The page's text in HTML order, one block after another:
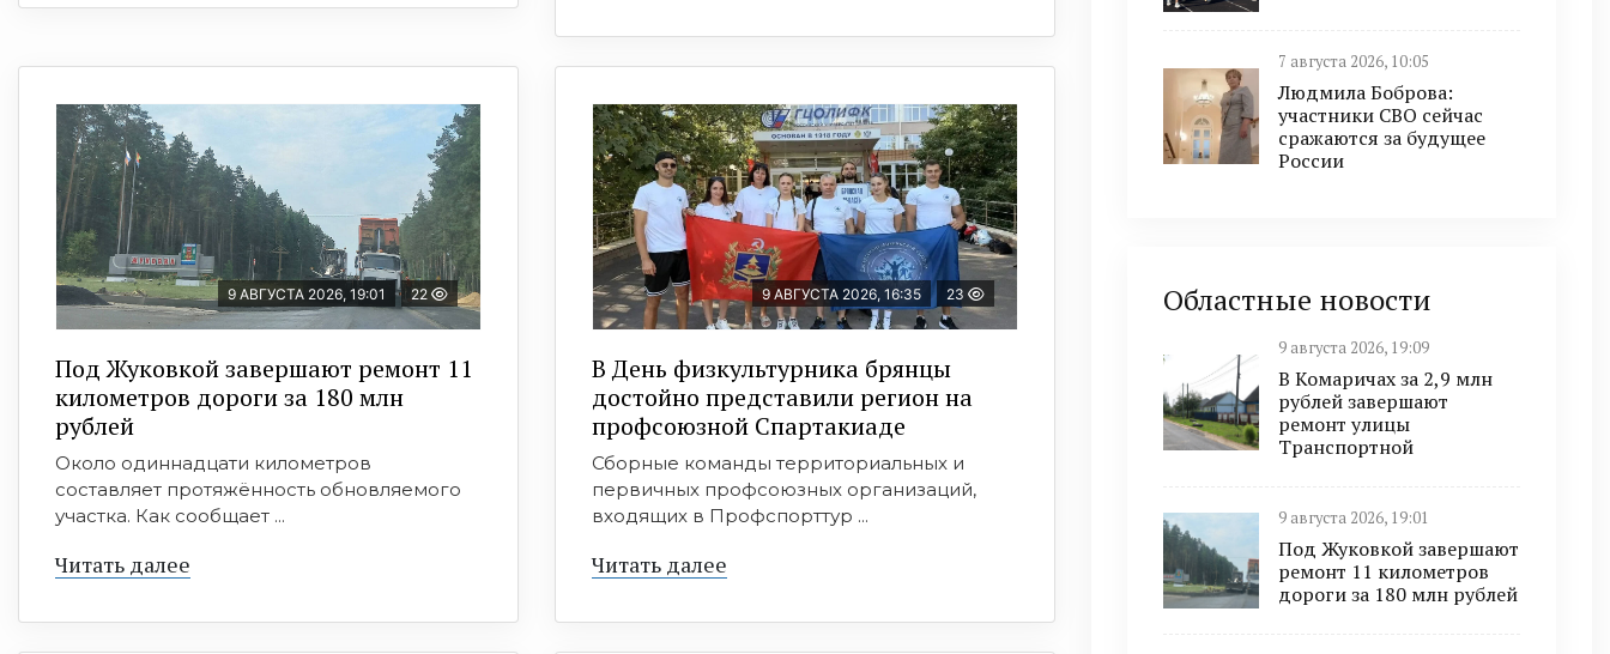
9 АВГУСТА 2026, 19:01 22
Под Жуковкой завершают ремонт 11
километров дороги за 180 млн
рублей
Около одиннадцати километров
составляет протяжённость обновляемого
участка. Как сообщает ...
Читать далее
9 АВГУСТА 2026, 16:35 23
В День физкультурника брянцы
достойно представили регион на
профсоюзной Спартакиаде
Сборные команды территориальных и
первичных профсоюзных организаций,
входящих в Профспорттур ...
Читать далее
7 августа 2026, 10:05
Людмила Боброва:
участники СВО сейчас
сражаются за будущее
России
Областные новости
9 августа 2026, 19:09
В Комаричах за 2,9 млн
рублей завершают
ремонт улицы
Транспортной
9 августа 2026, 19:01
Под Жуковкой завершают
ремонт 11 километров
дороги за 180 млн рублей